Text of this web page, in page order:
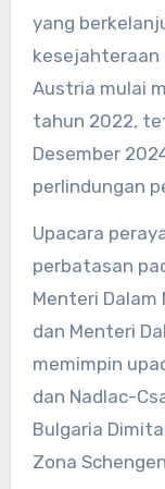
yang
kesejahteraan
Austria mulai
tahun 2022,
Desember
perlindungan
Upacara
perbatasan
Menteri Dalam
dan Menteri
memimpin
dan Nadlac-
Bulgaria
Zona